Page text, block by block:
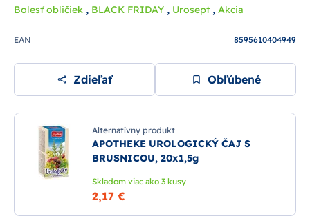
Bolesť obličiek , BLACK FRIDAY , Urosept , Akcia
EAN 8595610404949
Zdieľať Obľúbené
Alternatívny produkt
APOTHEKE UROLOGICKÝ ČAJ S
BRUSNICOU, 20x1,5g
Skladom viac ako 3 kusy
2,17 €